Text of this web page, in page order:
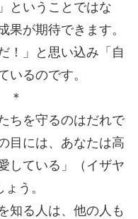
ということではな
果が期待できます。
！」と思い込み「自
るのです。
ちを守るのはだれで
目には、あなたは高
している」（イザヤ
う。
知る人は、他の人も